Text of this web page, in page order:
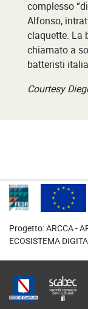
complesso
Alfonso,
claquette. La
chiamato a
batteristi
Courtesy
Progetto: ARCCA -
ECOSISTEMA